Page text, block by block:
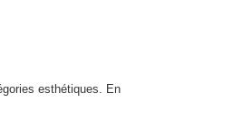
esthétiques. En